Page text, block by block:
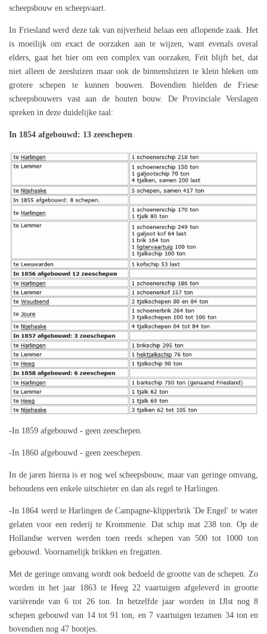
scheepsbouw en scheepvaart.
In Friesland werd deze tak van nijverheid helaas een aflopende zaak. Het
is moeilijk om exact de oorzaken aan te wijzen, want evenals overal
elders, gaat het hier om een complex van oorzaken, Feit blijft het, dat
niet alleen de zeesluizen maar ook de binnensluizen te klein bleken om
grotere schepen te kunnen bouwen. Bovendien hielden de Friese
scheepsbouwers vast aan de houten bouw. De Provinciale Verslagen
spreken in deze duidelijke taal:
In 1854 afgebouwd: 13 zeeschepen.
-In 1859 afgebouwd - geen zeeschepen.
-In 1860 afgebouwd - geen zeeschepen.
In de jaren hierna is er nog wel scheepsbouw, maar van geringe omvang,
behoudens een enkele uitschieter en dan als regel te Harlingen.
-In 1864 werd te Harlingen de Campagne-klipperbrik 'De Engel' te water
gelaten voor een rederij te Krommenie. Dat schip mat 238 ton. Op de
Hollandse werven werden toen reeds schepen van 500 tot 1000 ton
gebouwd. Voornamelijk brikken en fregatten.
Met de geringe omvang wordt ook bedoeld de grootte van de schepen. Zo
worden in het jaar 1863 te Heeg 22 vaartuigen afgeleverd in grootte
variërende van 6 tot 26 ton. In hetzelfde jaar worden in IJlst nog 8
schepen gebouwd van 14 tot 91 ton, en 7 vaartuigen tezamen 34 ton en
bovendien nog 47 bootjes.